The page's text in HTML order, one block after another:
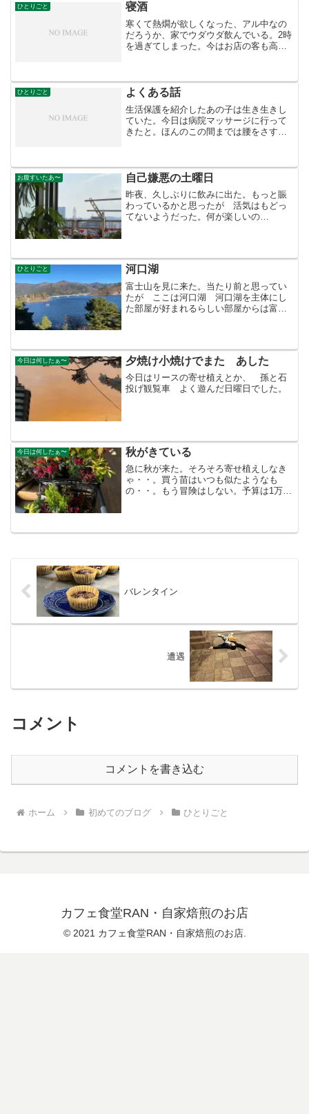
ひとりごと 寝酒
寒くて熱燗が欲しくなった、アル中なの
だろうか、家でウダウダ飲んでいる。2時
を過ぎてしまった。今はお店の客も高齢
んでしまった。昭和は終...
ひとりごと よくある話
生活保護を紹介したあの子は生き生きし
ていた。今日は病院マッサージに行って
きたと。ほんのこの間までは腰をさすり
婚し嫁いだと聞いていた...
お腹すいたあ〜 自己嫌悪の土曜日
昨夜、久しぶりに飲みに出た。もっと賑
わっているかと思ったが 活気はもどっ
てないようだった。何が楽しいの
の残骸があった。そうだった、ス...
ひとりごと 河口湖
富士山を見に来た。当たり前と思ってい
たが ここは河口湖 河口湖を主体にし
た部屋が好まれるらしい部屋からは富士
だ。富士山しかないのだか...
今日は何したぁ〜 夕焼け小焼けでまた あした
今日はリースの寄せ植えとか、 孫と石
投げ観覧車 よく遊んだ日曜日でした。
今日は何したぁ〜 秋がきている
急に秋が来た。そろそろ寄せ植えしなき
ゃ・・。買う苗はいつも似たようなも
の・・。もう冒険はしない。予算は1万
買わないといけない。その時の...
バレンタイン
遭遇
コメント
コメントを書き込む
ホーム 初めてのブログ ひとりごと
カフェ食堂RAN・自家焙煎のお店
© 2021 カフェ食堂RAN・自家焙煎のお店.